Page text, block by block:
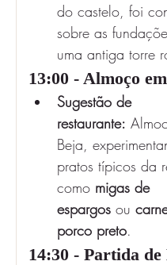
do castelo, foi
sobre as
uma antiga torre
13:00 - Almoço
Sugestão de
restaurante:
Beja,
pratos típicos da
como migas de
espargos ou
porco preto.
14:30 - Partida de